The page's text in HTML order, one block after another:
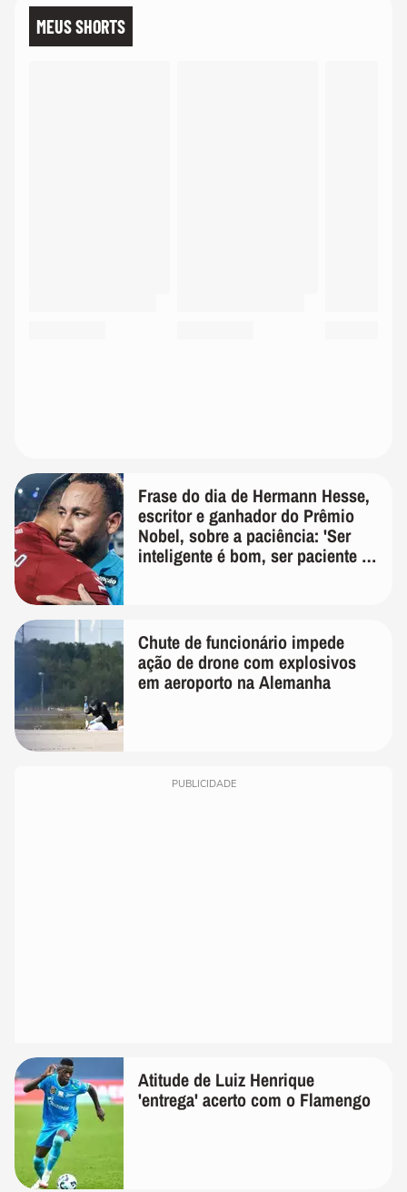
MEUS SHORTS
Frase do dia de Hermann Hesse,
escritor e ganhador do Prêmio
Nobel, sobre a paciência: 'Ser
inteligente é bom, ser paciente é
Chute de funcionário impede
ação de drone com explosivos
em aeroporto na Alemanha
PUBLICIDADE
Atitude de Luiz Henrique
'entrega' acerto com o Flamengo